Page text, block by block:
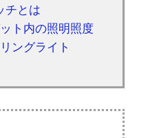
チとは
ト内の照明照度
ングライト